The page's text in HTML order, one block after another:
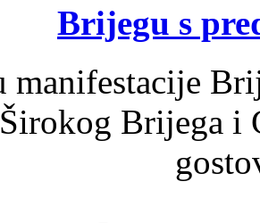
Brijegu s
manifestacije
Brijega